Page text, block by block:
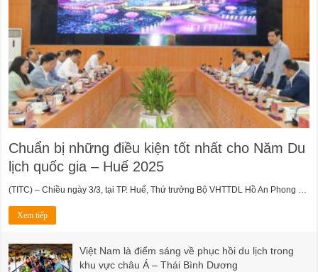
Chuẩn bị những điều kiện tốt nhất cho Năm Du
lịch quốc gia – Huế 2025
(TITC) – Chiều ngày 3/3, tại TP. Huế, Thứ trưởng Bộ VHTTDL Hồ An Phong …
Xem tiếp
Việt Nam là điểm sáng về phục hồi du lịch trong
khu vực châu Á – Thái Bình Dương